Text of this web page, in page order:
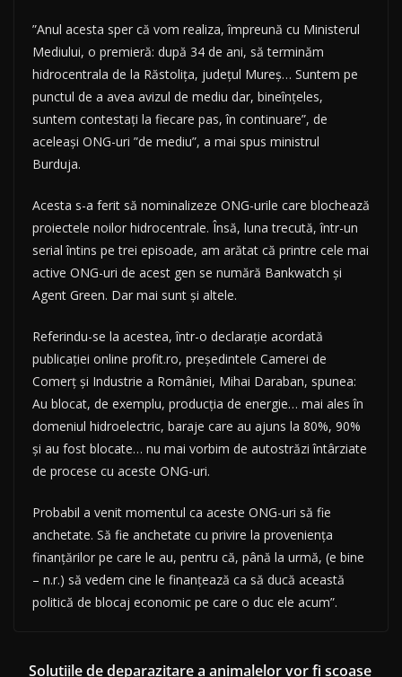
”Anul acesta sper că vom realiza, împreună cu Ministerul
Mediului, o premieră: după 34 de ani, să terminăm
hidrocentrala de la Răstoliţa, judeţul Mureş… Suntem pe
punctul de a avea avizul de mediu dar, bineînţeles,
suntem contestaţi la fiecare pas, în continuare”, de
aceleași ONG-uri ”de mediu”, a mai spus ministrul
Burduja.
Acesta s-a ferit să nominalizeze ONG-urile care blochează
proiectele noilor hidrocentrale. Însă, luna trecută, într-un
serial întins pe trei episoade, am arătat că printre cele mai
active ONG-uri de acest gen se numără Bankwatch și
Agent Green. Dar mai sunt și altele.
Referindu-se la acestea, într-o declarație acordată
publicației online profit.ro, președintele Camerei de
Comerț și Industrie a României, Mihai Daraban, spunea:
Au blocat, de exemplu, producția de energie… mai ales în
domeniul hidroelectric, baraje care au ajuns la 80%, 90%
și au fost blocate… nu mai vorbim de autostrăzi întârziate
de procese cu aceste ONG-uri.
Probabil a venit momentul ca aceste ONG-uri să fie
anchetate. Să fie anchetate cu privire la proveniența
finanțărilor pe care le au, pentru că, până la urmă, (e bine
– n.r.) să vedem cine le finanțează ca să ducă această
politică de blocaj economic pe care o duc ele acum”.
Soluțiile de deparazitare a animalelor vor fi scoase